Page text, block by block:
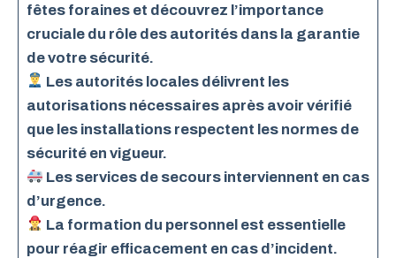
fêtes foraines et découvrez l’importance
cruciale du rôle des autorités dans la garantie
de votre sécurité.
Les autorités locales délivrent les
autorisations nécessaires après avoir vérifié
que les installations respectent les normes de
sécurité en vigueur.
Les services de secours interviennent en cas
d’urgence.
La formation du personnel est essentielle
pour réagir efficacement en cas d’incident.